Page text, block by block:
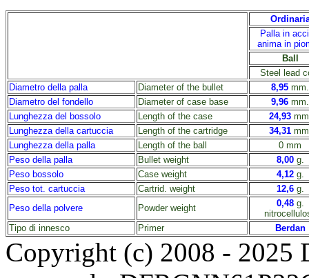
Palla in
anima in
Ball
Steel lead
Diametro della palla
Diameter of the bullet 8,95 mm.
Diametro del fondello
Diameter of case base 9,96 mm.
Lunghezza del bossolo
Length of the case 24,93
Lunghezza della cartuccia
Length of the cartridge 34,31
Lunghezza della palla
Length of the ball 0 mm
Peso della palla
Bullet weight 8,00g.
Peso bossolo
Case weight 4,12g.
Peso tot. cartuccia
Cartrid. weight 12,6g.
Peso della polvere
Powder weight 0,48 g.
Tipo di innesco
Primer Berdan
Copyright (c) 2008 - 2025